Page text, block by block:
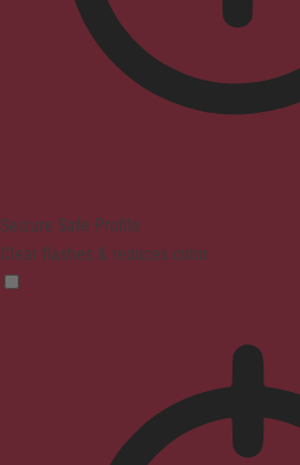
Seizure Safe Profile
Clear flashes & reduces color